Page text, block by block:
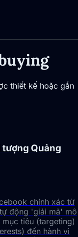
thiết kế hoặc gắn
tượng Quảng
chính xác từ
động 'giải mã' mô
tiêu (targeting)
đến hành vi